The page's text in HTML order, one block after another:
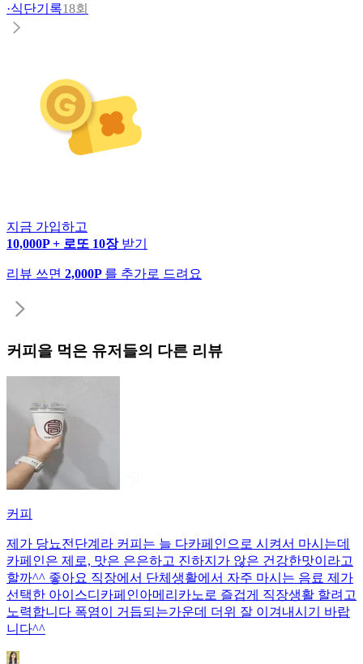
·식단기록18회
지금 가입하고
10,000P + 로또 10장 받기
리뷰 쓰면 2,000P 를 추가로 드려요
커피 을 먹은 유저들의 다른 리뷰
커피
제가 당뇨전단계라 커피는 늘 다카페인으로 시켜서 마시는데
카페인은 제로, 맛은 은은하고 진하지가 않은 건강한맛이라고
할까^^ 좋아요 직장에서 단체생활에서 자주 마시는 음료 제가
선택한 아이스디카페인아메리카노로 즐겁게 직장생활 할려고
노력합니다 폭염이 거듭되는가운데 더위 잘 이겨내시기 바랍
니다^^